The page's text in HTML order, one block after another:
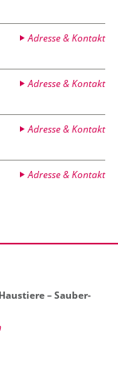
Adresse & Kontakt
Adresse & Kontakt
Adresse & Kontakt
Adresse & Kontakt
– Sau­ber­